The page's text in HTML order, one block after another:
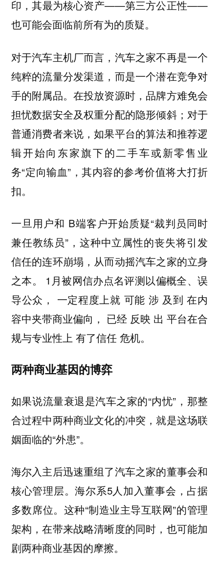
印，其最为核心资产——第三方公正性——
也可能会面临前所有为的质疑。
对于汽车主机厂而言，汽车之家不再是一个
纯粹的流量分发渠道，而是一个潜在竞争对
手的附属品。在投放资源时，品牌方难免会
担忧数据安全及权重分配的隐形倾斜；对于
普通消费者来说，如果平台的算法和推荐逻
辑开始向东家旗下的二手车或新零售业
务“定向输血”，其内容的参考价值将大打折
扣。
一旦用户和 B端客户开始质疑“裁判员同时
兼任教练员”，这种中立属性的丧失将引发
信任的连环崩塌，从而动摇汽车之家的立身
之本。 1月被网信办点名评测以偏概全、误
导公众， 一定程度上就 可能 涉 及到 在内
容中夹带商业偏向， 已经 反映 出 平台在合
规与专业性上 有了信任 危机。
两种商业基因的博弈
如果说流量衰退是汽车之家的“内忧”，那整
合过程中两种商业文化的冲突，就是这场联
姻面临的“外患”。
海尔入主后迅速重组了汽车之家的董事会和
核心管理层。海尔系5人加入董事会，占据
多数席位。这种“制造业主导互联网”的管理
架构，在带来战略清晰度的同时，也可能加
剧两种商业基因的摩擦。